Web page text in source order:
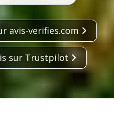
avis-verifies.com
sur Trustpilot